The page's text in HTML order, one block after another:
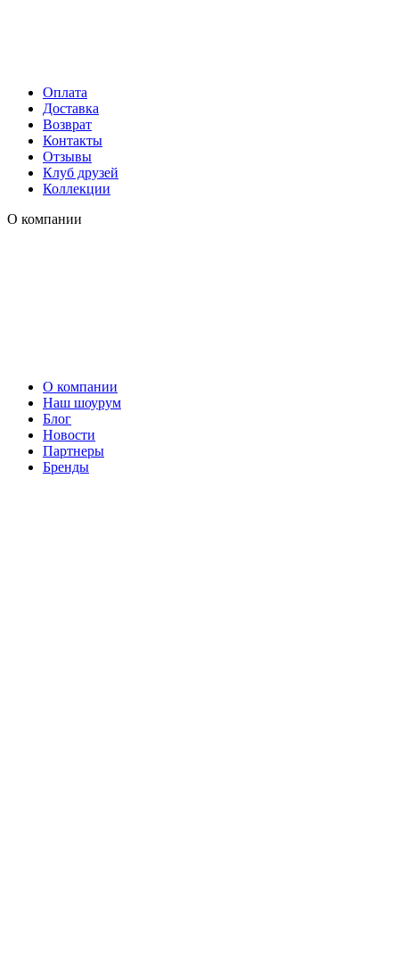
Оплата
Доставка
Возврат
Контакты
Отзывы
Клуб друзей
Коллекции
О компании
О компании
Наш шоурум
Блог
Новости
Партнеры
Бренды